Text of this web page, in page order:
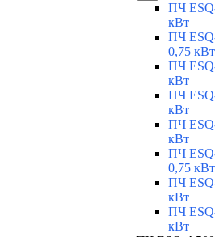
ПЧ
кВт
ПЧ
0,75 кВт
ПЧ
кВт
ПЧ
кВт
ПЧ
кВт
ПЧ
0,75 кВт
ПЧ
кВт
ПЧ
кВт